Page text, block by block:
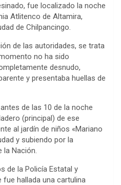
fue localizado la noche
Atlitenco de Altamira,
de Chilpancingo.
de las autoridades, se trata
no ha sido
desnudo,
y presentaba huellas de
de las 10 de la noche
(principal) de ese
al jardín de niños «Mariano
y subiendo por la
la Nación.
de la Policía Estatal y
hallada una cartulina